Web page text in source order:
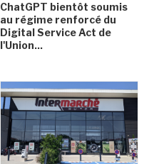
ChatGPT bientôt soumis
au régime renforcé du
Digital Service Act de
l'Union...